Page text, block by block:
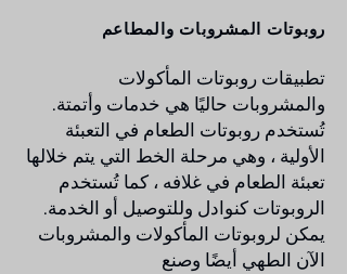
روبوتات المشروبات والمطاعم
تطبيقات روبوتات المأكولات
والمشروبات حاليًا هي خدمات وأتمتة.
تُستخدم روبوتات الطعام في التعبئة
الأولية ، وهي مرحلة الخط التي يتم خلالها
تعبئة الطعام في غلافه ، كما تُستخدم
الروبوتات كنوادل وللتوصيل أو الخدمة.
يمكن لروبوتات المأكولات والمشروبات
الآن الطهي أيضًا وصنع